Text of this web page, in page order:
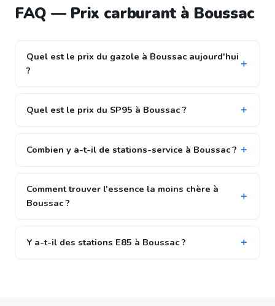
FAQ — Prix carburant à Boussac
Quel est le prix du gazole à Boussac aujourd'hui
?
Quel est le prix du SP95 à Boussac ?
Combien y a-t-il de stations-service à Boussac ?
Comment trouver l'essence la moins chère à
Boussac ?
Y a-t-il des stations E85 à Boussac ?